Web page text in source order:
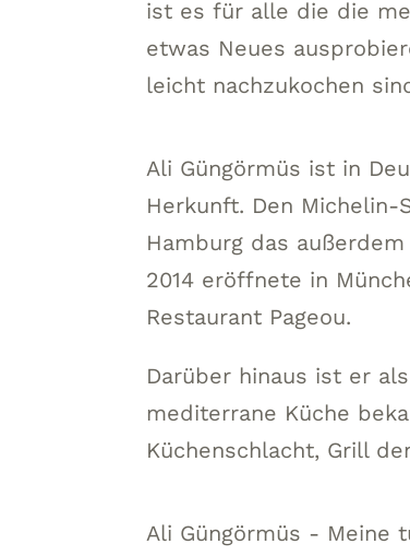
ist es für alle die die
etwas Neues
leicht nachzukochen
Ali Güngörmüs ist in
Herkunft. Den
Hamburg das
2014 eröffnete in
Restaurant Pageou.
Darüber hinaus ist er
mediterrane Küche
Küchenschlacht, Grill
Ali Güngörmüs - Meine